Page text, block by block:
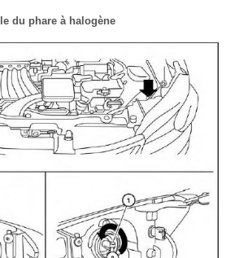
du phare à halogène